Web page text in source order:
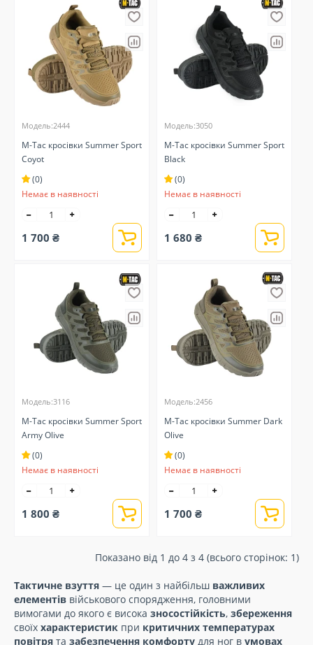
Модель:2444
M-Tac кросівки Summer Sport
Coyot
(0)
Немає в наявності
1 700 ₴
Модель:3050
M-Tac кросівки Summer Sport
Black
(0)
Немає в наявності
1 680 ₴
Модель:3116
M-Tac кросівки Summer Sport
Army Olive
(0)
Немає в наявності
1 800 ₴
Модель:2456
M-Tac кросівки Summer Dark
Olive
(0)
Немає в наявності
1 700 ₴
Показано від 1 до 4 з 4 (всього сторінок: 1)
Тактичне взуття — це один з найбільш важливих
елементів військового спорядження, головними
вимогами до якого є висока зносостійкість, збереження
своїх характеристик при критичних температурах
повітря та забезпечення комфорту для ног в умовах